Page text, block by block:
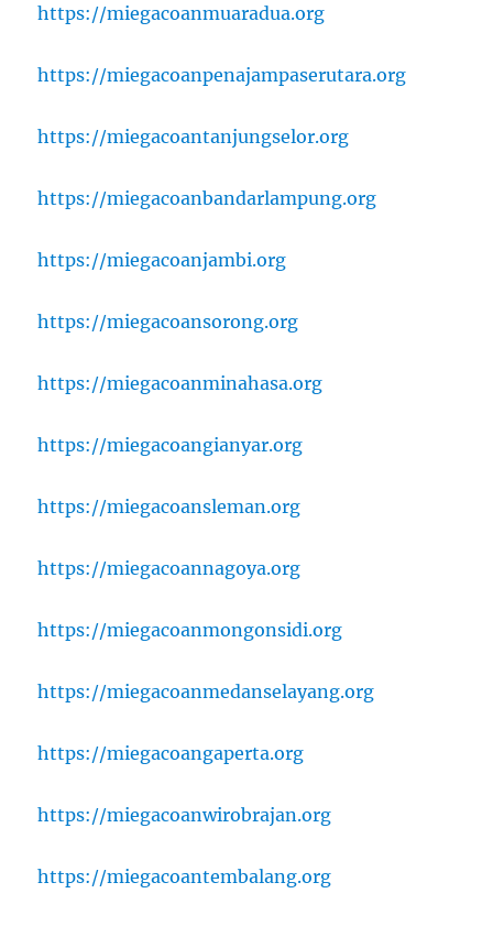
https://miegacoanmuaradua.org
https://miegacoanpenajampaserutara.org
https://miegacoantanjungselor.org
https://miegacoanbandarlampung.org
https://miegacoanjambi.org
https://miegacoansorong.org
https://miegacoanminahasa.org
https://miegacoangianyar.org
https://miegacoansleman.org
https://miegacoannagoya.org
https://miegacoanmongonsidi.org
https://miegacoanmedanselayang.org
https://miegacoangaperta.org
https://miegacoanwirobrajan.org
https://miegacoantembalang.org